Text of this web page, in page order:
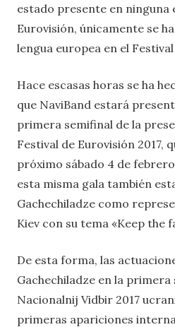
estado presente en ninguna
Eurovisión, únicamente se
lengua europea en el
Hace escasas horas se ha
que NaviBand estará
primera semifinal de la
Festival de Eurovisión 2017,
próximo sábado 4 de
esta misma gala también
Gachechiladze como
Kiev con su tema «Keep the
De esta forma, las
Gachechiladze en la primera
Nacionalnij Vidbir 2017
primeras apariciones